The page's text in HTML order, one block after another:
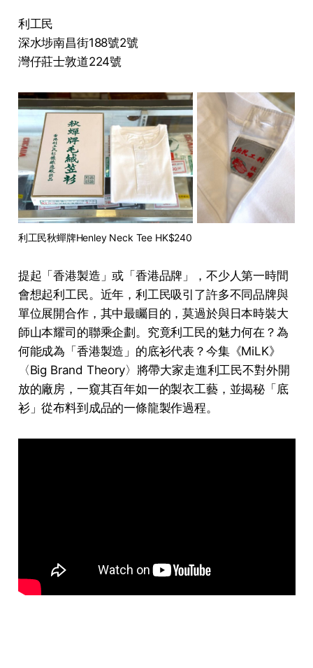
利工民
深水埗南昌街188號2號
灣仔莊士敦道224號
利工民秋蟬牌Henley Neck Tee HK$240
提起「香港製造」或「香港品牌」，不少人第一時間
會想起利工民。近年，利工民吸引了許多不同品牌與
單位展開合作，其中最矚目的，莫過於與日本時裝大
師山本耀司的聯乘企劃。究竟利工民的魅力何在？為
何能成為「香港製造」的底衫代表？今集《MiLK》
〈Big Brand Theory〉將帶大家走進利工民不對外開
放的廠房，一窺其百年如一的製衣工藝，並揭秘「底
衫」從布料到成品的一條龍製作過程。